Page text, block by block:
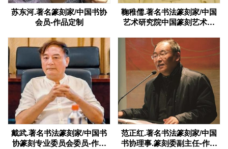
苏东河.著名篆刻家/中国书协
会员-作品定制
鞠稚儒.著名书法篆刻家/中国
艺术研究院中国篆刻艺术院
戴武.著名书法篆刻家/中国书
协篆刻专业委员会委员-作品
范正红.著名书法篆刻家/中国
书协理事.篆刻委副主任-作品